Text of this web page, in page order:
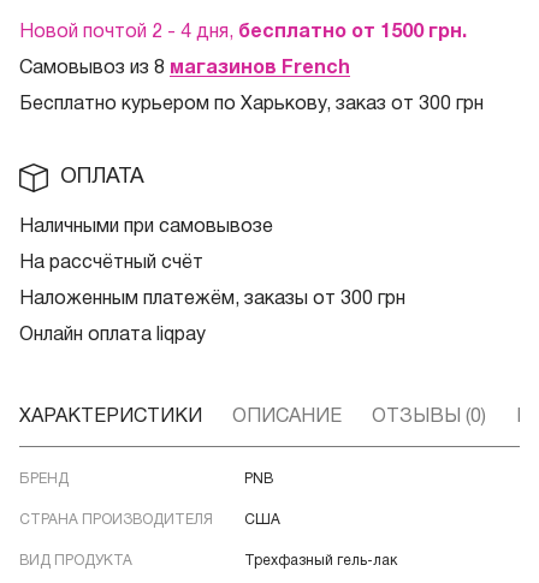
Новой почтой 2 - 4 дня, бесплатно от 1500 грн.
Самовывоз из 8 магазинов French
Бесплатно курьером по Харькову, заказ от 300 грн
ОПЛАТА
Наличными при самовывозе
На рассчётный счёт
Наложенным платежём, заказы от 300 грн
Онлайн оплата liqpay
ХАРАКТЕРИСТИКИ ОПИСАНИЕ ОТЗЫВЫ (0)
БРЕНД PNB
СТРАНА ПРОИЗВОДИТЕЛЯ США
ВИД ПРОДУКТА Трехфазный гель-лак